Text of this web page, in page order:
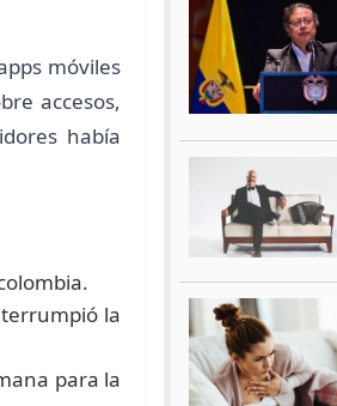
móviles
accesos,
había
la
para la